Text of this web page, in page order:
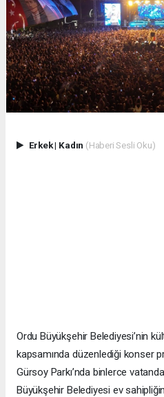
Erkek| Kadın (Haberi Sesli Oku)
Ordu Büyükşehir Belediyesi’nin
kapsamında düzenlediği konser
Gürsoy Parkı’nda binlerce
Büyükşehir Belediyesi ev